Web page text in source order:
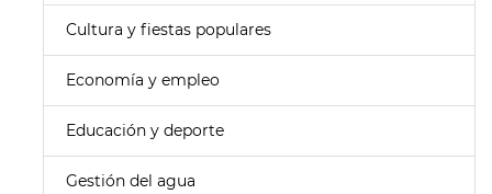
Cultura y fiestas populares
Economía y empleo
Educación y deporte
Gestión del agua